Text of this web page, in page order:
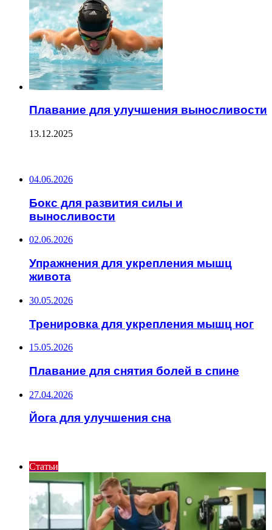
Плавание для улучшения выносливости
13.12.2025
04.06.2026
Бокс для развития силы и
выносливости
02.06.2026
Упражнения для укрепления мышц
живота
30.05.2026
Тренировка для укрепления мышц ног
15.05.2026
Плавание для снятия болей в спине
27.04.2026
Йога для улучшения сна
Статьи